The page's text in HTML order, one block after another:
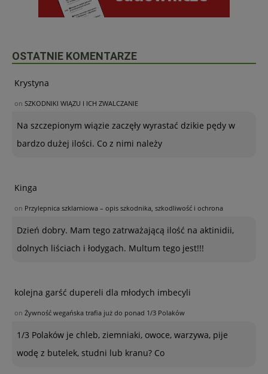
OSTATNIE KOMENTARZE
Krystyna
on SZKODNIKI WIĄZU I ICH ZWALCZANIE
Na szczepionym wiązie zaczęły wyrastać dzikie pędy w
bardzo dużej ilości. Co z nimi należy
Kinga
on Przylepnica szklarniowa – opis szkodnika, szkodliwość i ochrona
Dzień dobry. Mam tego zatrważającą ilość na aktinidii,
dolnych liściach i łodygach. Multum tego jest!!!
kolejna garść dupereli dla młodych imbecyli
on Żywność wegańska trafia już do ponad 1/3 Polaków
1/3 Polaków je chleb, ziemniaki, owoce, warzywa, pije
wodę z butelek, studni lub kranu? Co